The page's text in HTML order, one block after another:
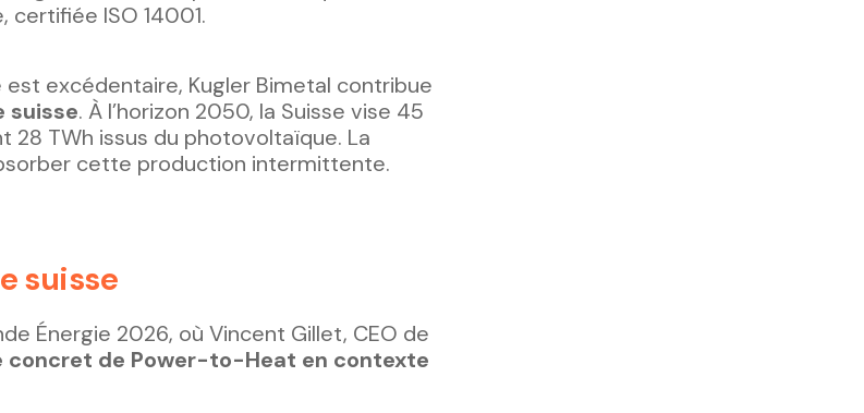
certifiée ISO 14001.
excédentaire, Kugler Bimetal contribue
suisse. À l’horizon 2050, la Suisse vise 45
28 TWh issus du photovoltaïque. La
cette production intermittente.
suisse
Énergie 2026, où Vincent Gillet, CEO de
concret de Power-to-Heat en contexte